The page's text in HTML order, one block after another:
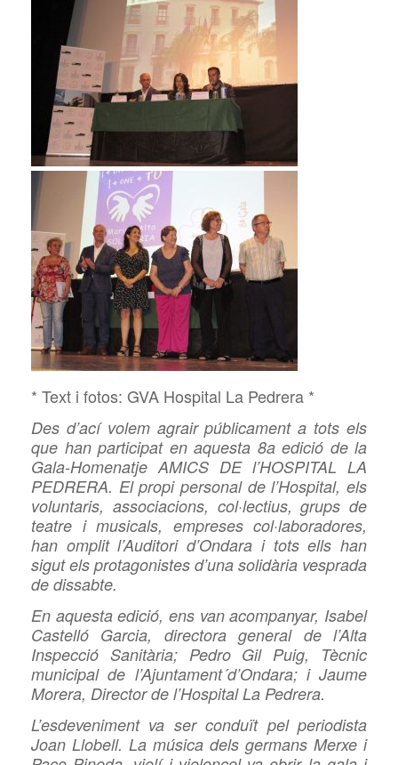
* Text i fotos: GVA Hospital La Pedrera *
Des d’ací volem agrair públicament a tots els
que han participat en aquesta 8a edició de la
Gala-Homenatje AMICS DE l’HOSPITAL LA
PEDRERA. El propi personal de l’Hospital, els
voluntaris, associacions, col·lectius, grups de
teatre i musicals, empreses col·laboradores,
han omplit l’Auditori d’Ondara i tots ells han
sigut els protagonistes d’una solidària vesprada
de dissabte.
En aquesta edició, ens van acompanyar, Isabel
Castelló Garcia, directora general de l’Alta
Inspecció Sanitària; Pedro Gil Puig, Tècnic
municipal de l’Ajuntament´d’Ondara; i Jaume
Morera, Director de l’Hospital La Pedrera.
L’esdeveniment va ser conduït pel periodista
Joan Llobell. La música dels germans Merxe i